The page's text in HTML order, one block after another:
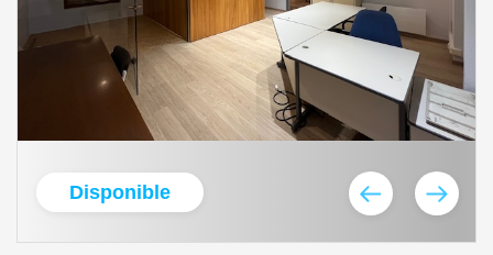
Disponible